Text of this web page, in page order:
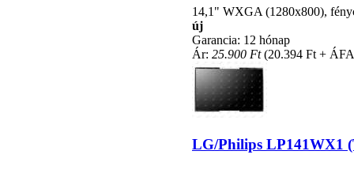
14,1" WXGA (1280x800),
új
Garancia: 12 hónap
Ár: 25.900 Ft(20.394 Ft +
LG/Philips LP141WX1